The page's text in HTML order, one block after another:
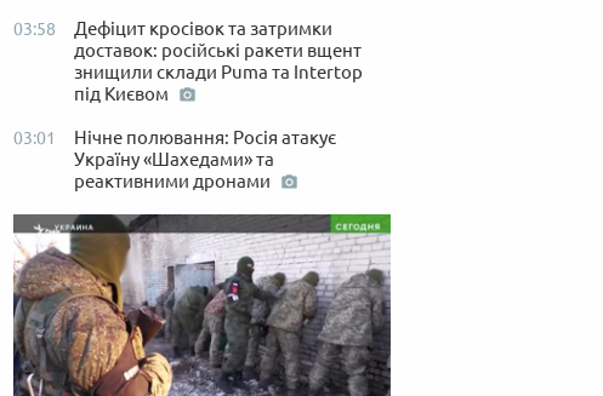
03:58
Дефіцит кросівок та затримки
доставок: російські ракети вщент
знищили склади Puma та Intertop
під Києвом
03:01
Нічне полювання: Росія атакує
Україну «Шахедами» та
реактивними дронами